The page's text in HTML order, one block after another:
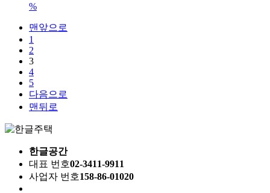
%
맨앞으로
1
2
3
4
5
다음으로
맨뒤로
한글공간
대표 번호02-3411-9911
사업자 번호158-86-01020